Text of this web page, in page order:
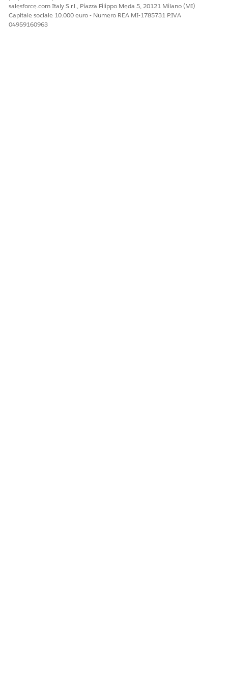
salesforce.com Italy S.r.l., Piazza Filippo Meda 5, 20121 Milano (MI)
Capitale sociale 10.000 euro - Numero REA MI-1785731 P.IVA
04959160963